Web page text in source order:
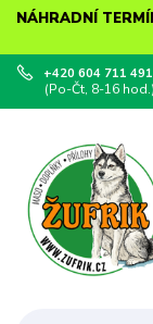
NÁHRADNÍ
+420 604 711 491
(Po-Čt, 8-16 hod.)